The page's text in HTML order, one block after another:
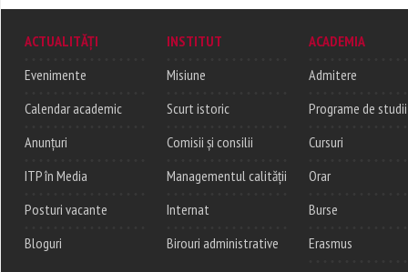
ACTUALITĂȚI
Evenimente
Calendar academic
Anunțuri
ITP în Media
Posturi vacante
Bloguri
INSTITUT
Misiune
Scurt istoric
Comisii și consilii
Managementul calității
Internat
Birouri administrative
ACADEMIA
Admitere
Programe de studii
Cursuri
Orar
Burse
Erasmus